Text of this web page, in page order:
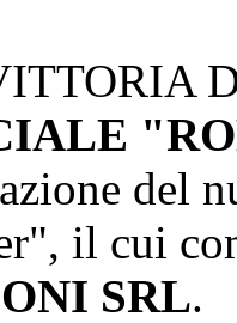
del
il cui
SRL.